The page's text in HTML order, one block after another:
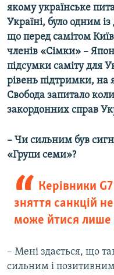
Усі сайти RFE/RL
якому українське
Україні, було одним
що перед самітом
членів «Сімки» –
підсумки саміту для
рівень підтримки, на
Свобода запитало
закордонних справ
– Чи сильним був
«Групи семи»?
Керівники
зняття санкцій
може йтися лише
– Мені здається, що
сильним і